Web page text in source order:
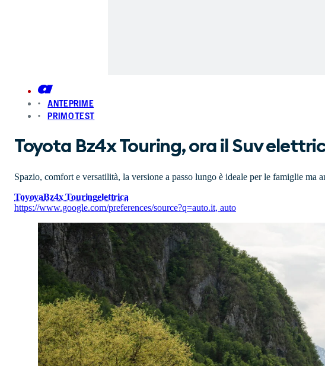
ANTEPRIME
PRIMO TEST
Toyota Bz4x Touring, ora il Suv
Spazio, comfort e versatilità, la versione a passo lungo è ideale per le famiglie ma
ToyoyaBz4x Touringelettrica
https://www.google.com/preferences/source?q=auto.it, auto